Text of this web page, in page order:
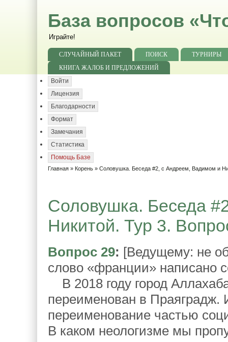
База вопросов
Играйте!
СЛУЧАЙНЫЙ ПАКЕТ ПОИСК
ТУРНИРЫ
КНИГА ЖАЛОБ И ПРЕДЛОЖЕНИЙ
Войти
Лицензия
Благодарности
Формат
Замечания
Статистика
Помощь Базе
Главная » Корень » Соловушка. Беседа #2, с Андреем, Вадимом и
Соловушка. Беседа
Никитой. Тур 3.
Вопрос 29: [Ведущему: не
слово «франции» написано
В 2018 году город
переименован в Праяградж.
переименование частью
В каком неологизме мы